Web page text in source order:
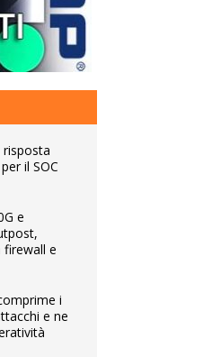
risposta
il SOC
e
firewall e
i
e ne